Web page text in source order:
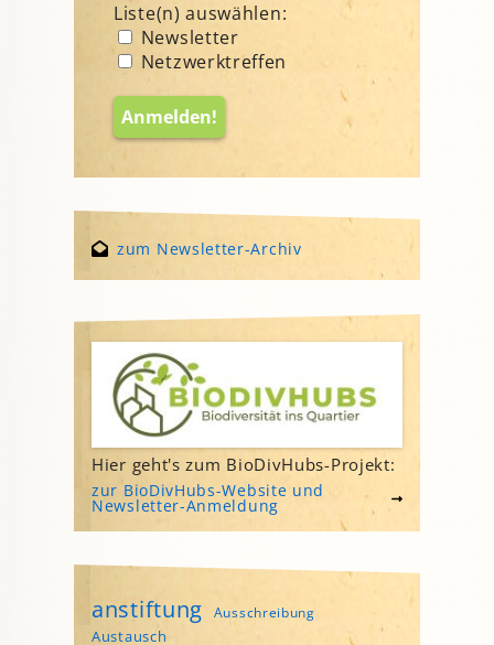
Liste(n) auswählen:
Newsletter
Netzwerktreffen
zum Newsletter-Archiv
Hier geht's zum BioDivHubs-Projekt:
zur BioDivHubs-Website und
Newsletter-Anmeldung
anstiftung Ausschreibung
Austausch